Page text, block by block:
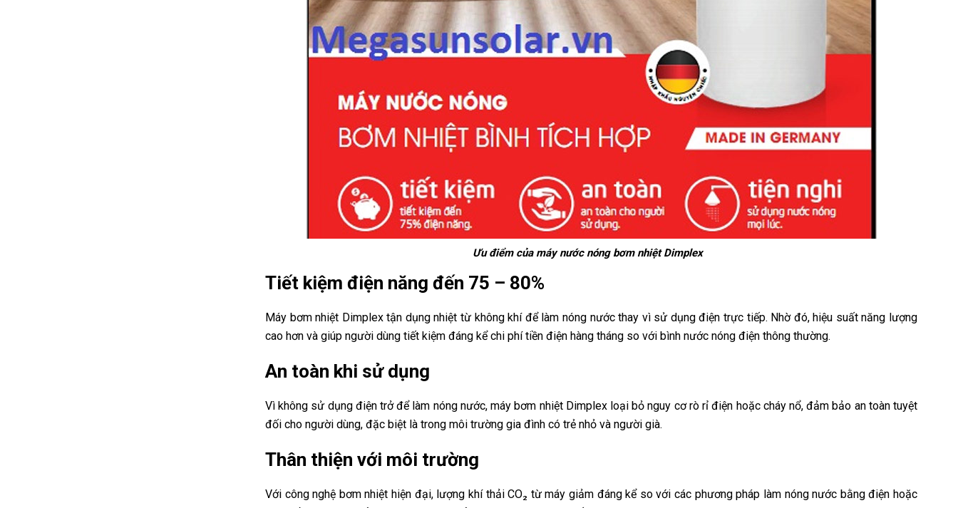
Ưu điểm của máy nước nóng bơm nhiệt Dimplex
Tiết kiệm điện năng đến 75 – 80%
Máy bơm nhiệt Dimplex tận dụng nhiệt từ không khí để làm nóng nước thay vì sử dụng điện trực tiếp. Nhờ đó, hiệu suất năng lượng
cao hơn và giúp người dùng tiết kiệm đáng kể chi phí tiền điện hàng tháng so với bình nước nóng điện thông thường.
An toàn khi sử dụng
Vì không sử dụng điện trở để làm nóng nước, máy bơm nhiệt Dimplex loại bỏ nguy cơ rò rỉ điện hoặc cháy nổ, đảm bảo an toàn tuyệt
đối cho người dùng, đặc biệt là trong môi trường gia đình có trẻ nhỏ và người già.
Thân thiện với môi trường
Với công nghệ bơm nhiệt hiện đại, lượng khí thải CO₂ từ máy giảm đáng kể so với các phương pháp làm nóng nước bằng điện hoặc